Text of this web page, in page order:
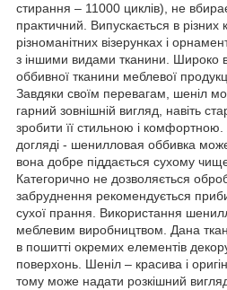
стирання – 11000 циклів), не
практичний. Випускається в різних
різноманітних візерунках і
з іншими видами тканини. Широко
оббивної тканини меблевої
Завдяки своїм перевагам, шеніл
гарний зовнішній вигляд, навіть
зробити її стильною і
догляді - шенилловая оббивка
вона добре піддається сухому
Категорично не дозволяється
забруднення рекомендується
сухої прання. Використання
меблевим виробництвом. Дана
в пошитті окремих елементів
поверхонь. Шеніл – красива і
тому може надати розкішний